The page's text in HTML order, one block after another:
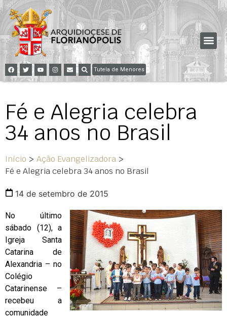
Tutela de Menores
Fé e Alegria celebra
34 anos no Brasil
Início > Ação Evangelizadora >
Fé e Alegria celebra 34 anos no Brasil
14 de setembro de 2015
No último
sábado (12), a
Igreja Santa
Catarina de
Alexandria – no
Colégio
Catarinense –
recebeu a
comunidade